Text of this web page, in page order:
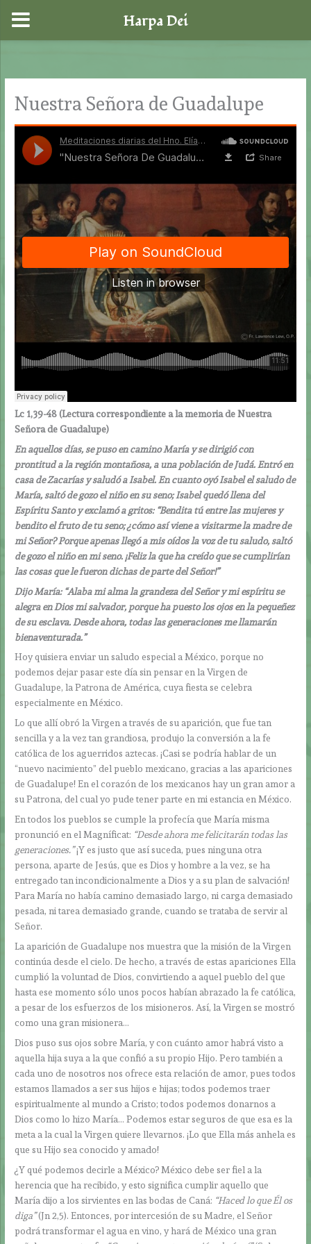
contenido
Nuestra Señora de Guadalupe
Lc 1,39-48 (Lectura correspondiente a la memoria de Nuestra
Señora de Guadalupe)
En aquellos días, se puso en camino María y se dirigió con
prontitud a la región montañosa, a una población de Judá. Entró en
casa de Zacarías y saludó a Isabel. En cuanto oyó Isabel el saludo de
María, saltó de gozo el niño en su seno; Isabel quedó llena del
Espíritu Santo y exclamó a gritos: “Bendita tú entre las mujeres y
bendito el fruto de tu seno; ¿cómo así viene a visitarme la madre de
mi Señor? Porque apenas llegó a mis oídos la voz de tu saludo, saltó
de gozo el niño en mi seno. ¡Feliz la que ha creído que se cumplirían
las cosas que le fueron dichas de parte del Señor!”
Dijo María: “Alaba mi alma la grandeza del Señor y mi espíritu se
alegra en Dios mi salvador, porque ha puesto los ojos en la pequeñez
de su esclava. Desde ahora, todas las generaciones me llamarán
bienaventurada.”
Hoy quisiera enviar un saludo especial a México, porque no
podemos dejar pasar este día sin pensar en la Virgen de
Guadalupe, la Patrona de América, cuya fiesta se celebra
especialmente en México.
Lo que allí obró la Virgen a través de su aparición, que fue tan
sencilla y a la vez tan grandiosa, produjo la conversión a la fe
católica de los aguerridos aztecas. ¡Casi se podría hablar de un
“nuevo nacimiento” del pueblo mexicano, gracias a las apariciones
de Guadalupe! En el corazón de los mexicanos hay un gran amor a
su Patrona, del cual yo pude tener parte en mi estancia en México.
En todos los pueblos se cumple la profecía que María misma
pronunció en el Magníficat: “Desde ahora me felicitarán todas las
generaciones.”¡Y es justo que así suceda, pues ninguna otra
persona, aparte de Jesús, que es Dios y hombre a la vez, se ha
entregado tan incondicionalmente a Dios y a su plan de salvación!
Para María no había camino demasiado largo, ni carga demasiado
pesada, ni tarea demasiado grande, cuando se trataba de servir al
Señor.
La aparición de Guadalupe nos muestra que la misión de la Virgen
continúa desde el cielo. De hecho, a través de estas apariciones Ella
cumplió la voluntad de Dios, convirtiendo a aquel pueblo del que
hasta ese momento sólo unos pocos habían abrazado la fe católica,
a pesar de los esfuerzos de los misioneros. Así, la Virgen se mostró
como una gran misionera…
Dios puso sus ojos sobre María, y con cuánto amor habrá visto a
aquella hija suya a la que confió a su propio Hijo. Pero también a
cada uno de nosotros nos ofrece esta relación de amor, pues todos
estamos llamados a ser sus hijos e hijas; todos podemos traer
espiritualmente al mundo a Cristo; todos podemos donarnos a
Dios como lo hizo María… Podemos estar seguros de que esa es la
meta a la cual la Virgen quiere llevarnos. ¡Lo que Ella más anhela es
que su Hijo sea conocido y amado!
¿Y qué podemos decirle a México? México debe ser fiel a la
herencia que ha recibido, y esto significa cumplir aquello que
María dijo a los sirvientes en las bodas de Caná: “Haced lo que Él os
diga”(Jn 2,5). Entonces, por intercesión de su Madre, el Señor
podrá transformar el agua en vino, y hará de México una gran
Harpa Dei